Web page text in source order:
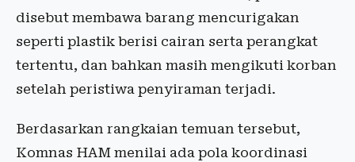
disebut membawa barang mencurigakan
seperti plastik berisi cairan serta perangkat
tertentu, dan bahkan masih mengikuti korban
setelah peristiwa penyiraman terjadi.
Berdasarkan rangkaian temuan tersebut,
Komnas HAM menilai ada pola koordinasi